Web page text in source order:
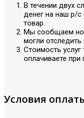
В течении двух
денег на наш р/
товар.
Мы сообщаем
могли
Стоимость
оплачиваете при
Условия